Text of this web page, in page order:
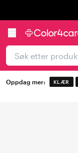
Oppdag mer: KLÆR